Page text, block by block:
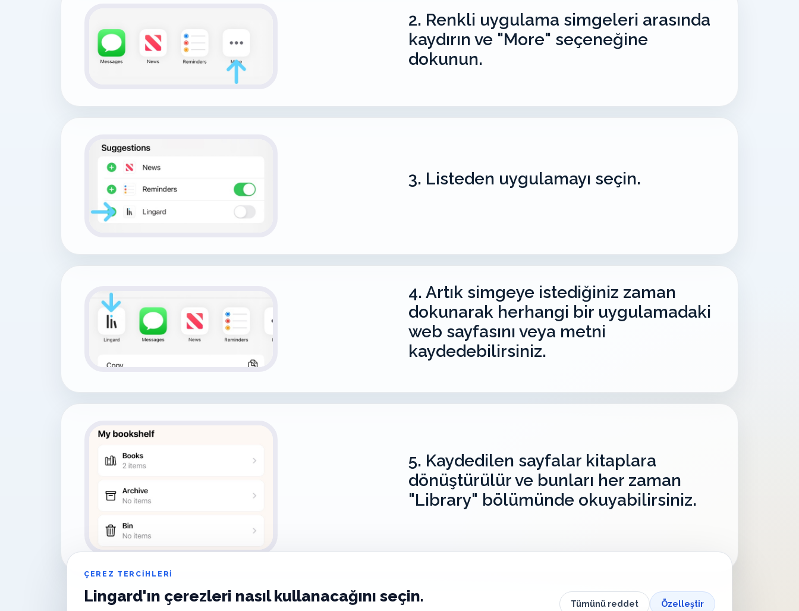
2. Renkli uygulama simgeleri arasında
kaydırın ve "More" seçeneğine
dokunun.
3. Listeden uygulamayı seçin.
4. Artık simgeye istediğiniz zaman
dokunarak herhangi bir uygulamadaki
web sayfasını veya metni
kaydedebilirsiniz.
5. Kaydedilen sayfalar kitaplara
dönüştürülür ve bunları her zaman
"Library" bölümünde okuyabilirsiniz.
ÇEREZ TERCIHLERI
Lingard'ın çerezleri nasıl kullanacağını seçin. Tümünü reddet Özelleştir